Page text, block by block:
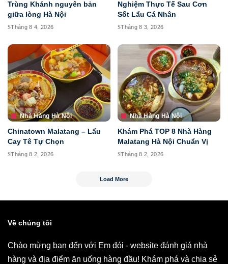
Trùng Khánh nguyên bản
giữa lòng Hà Nội
Tháng 8 4, 2026
Nghiệm Thực Tế Sau Cơn
Sốt Lẩu Cá Nhân
Tháng 8 3, 2026
Nhà Hàng Hà Nội
Chinatown Malatang – Lẩu
Cay Tê Tự Chọn
Tháng 8 2, 2026
Nhà Hàng Hà Nội
Khám Phá TOP 8 Nhà Hàng
Malatang Hà Nội Chuẩn Vị
Tháng 8 2, 2026
Load More
Về chúng tôi
Chào mừng bạn đến với Em đói - website đánh giá nhà
hàng và địa điểm ăn uống hàng đầu! Khám phá và chia sẻ